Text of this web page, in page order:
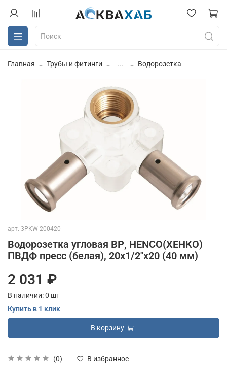
Главная Трубы и фитинги ... Водорозетка
арт. 3PKW-200420
Водорозетка угловая ВР, HENCO(ХЕНКО)
ПВДФ пресс (белая), 20x1/2"x20 (40 мм)
(0)
В избранное
2 031 ₽
В наличии:0 шт
Купить в 1 клик
В корзину